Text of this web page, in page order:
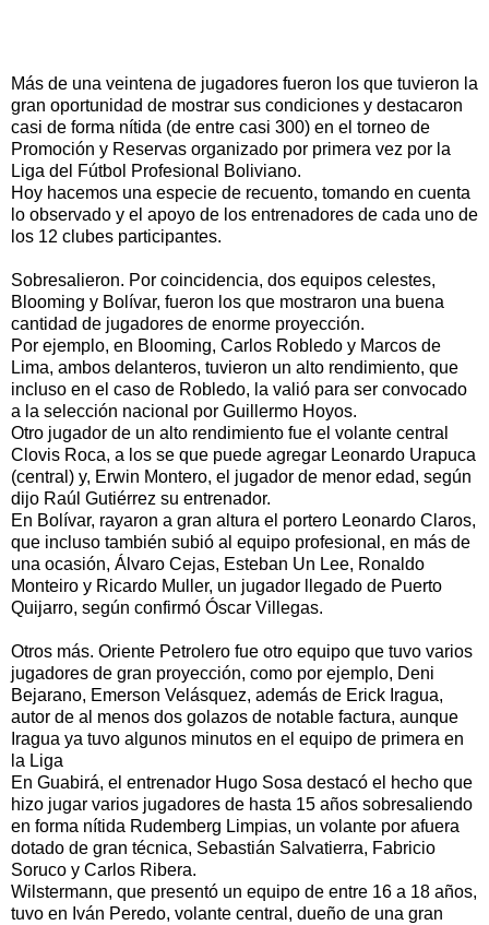
Más de una veintena de jugadores fueron los que tuvieron la
gran oportunidad de mostrar sus condiciones y destacaron
casi de forma nítida (de entre casi 300) en el torneo de
Promoción y Reservas organizado por primera vez por la
Liga del Fútbol Profesional Boliviano.
Hoy hacemos una especie de recuento, tomando en cuenta
lo observado y el apoyo de los entrenadores de cada uno de
los 12 clubes participantes.
Sobresalieron. Por coincidencia, dos equipos celestes,
Blooming y Bolívar, fueron los que mostraron una buena
cantidad de jugadores de enorme proyección.
Por ejemplo, en Blooming, Carlos Robledo y Marcos de
Lima, ambos delanteros, tuvieron un alto rendimiento, que
incluso en el caso de Robledo, la valió para ser convocado
a la selección nacional por Guillermo Hoyos.
Otro jugador de un alto rendimiento fue el volante central
Clovis Roca, a los se que puede agregar Leonardo Urapuca
(central) y, Erwin Montero, el jugador de menor edad, según
dijo Raúl Gutiérrez su entrenador.
En Bolívar, rayaron a gran altura el portero Leonardo Claros,
que incluso también subió al equipo profesional, en más de
una ocasión, Álvaro Cejas, Esteban Un Lee, Ronaldo
Monteiro y Ricardo Muller, un jugador llegado de Puerto
Quijarro, según confirmó Óscar Villegas.
Otros más. Oriente Petrolero fue otro equipo que tuvo varios
jugadores de gran proyección, como por ejemplo, Deni
Bejarano, Emerson Velásquez, además de Erick Iragua,
autor de al menos dos golazos de notable factura, aunque
Iragua ya tuvo algunos minutos en el equipo de primera en
la Liga
En Guabirá, el entrenador Hugo Sosa destacó el hecho que
hizo jugar varios jugadores de hasta 15 años sobresaliendo
en forma nítida Rudemberg Limpias, un volante por afuera
dotado de gran técnica, Sebastián Salvatierra, Fabricio
Soruco y Carlos Ribera.
Wilstermann, que presentó un equipo de entre 16 a 18 años,
tuvo en Iván Peredo, volante central, dueño de una gran